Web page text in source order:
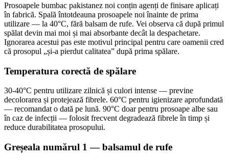
Prosoapele bumbac pakistanez noi conțin agenți de finisare aplicați
în fabrică. Spală întotdeauna prosoapele noi înainte de prima
utilizare — la 40°C, fără balsam de rufe. Vei observa că după primul
spălat devin mai moi și mai absorbante decât la despachetare.
Ignorarea acestui pas este motivul principal pentru care oamenii cred
că prosopul „și-a pierdut calitatea” după prima spălare.
Temperatura corectă de spălare
30-40°C pentru utilizare zilnică și culori intense — previne
decolorarea și protejează fibrele. 60°C pentru igienizare aprofundată
— recomandat o dată pe lună. 90°C doar pentru prosoape albe sau
în caz de infecții — folosit frecvent degradează fibrele în timp și
reduce durabilitatea prosopului.
Greșeala numărul 1 — balsamul de rufe